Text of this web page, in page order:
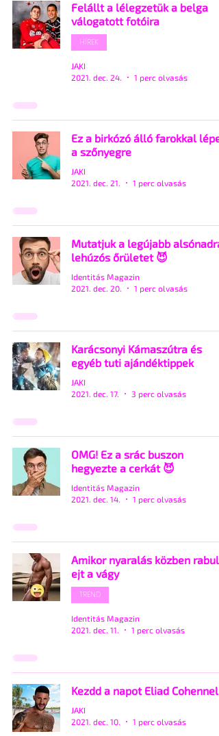
Felállt a lélegzetük a belga
válogatott fotóira
HÍREK
JAKI
2021. dec. 24.
1 perc olvasás
Ez a birkózó álló farokkal
a szőnyegre
JAKI
2021. dec. 21.
1 perc olvasás
Mutatjuk a legújabb
lehúzós őrületet 😈
Identitás Magazin
2021. dec. 20.
1 perc olvasás
Karácsonyi Kámaszútra és
egyéb tuti ajándéktippek
JAKI
2021. dec. 17.
3 perc olvasás
OMG! Ez a srác buszon
hegyezte a cerkát 😈
Identitás Magazin
2021. dec. 14.
1 perc olvasás
Amikor nyaralás közben rabul
ejt a vágy
TREND
Identitás Magazin
2021. dec. 11.
1 perc olvasás
Kezdd a napot Eliad Cohennel
JAKI
2021. dec. 10.
1 perc olvasás